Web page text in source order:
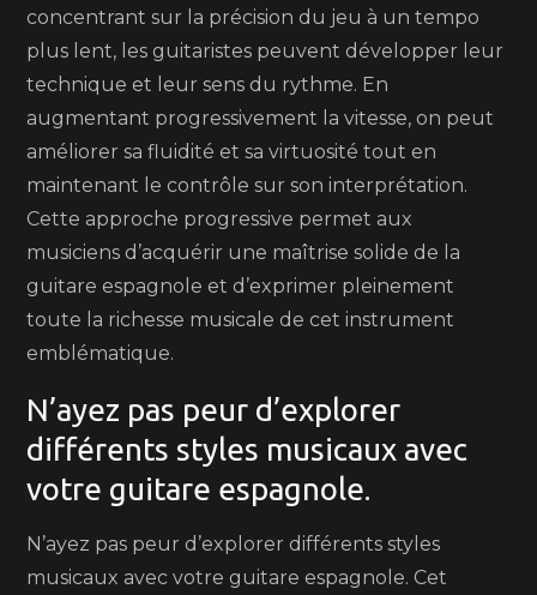
concentrant sur la précision du jeu à un tempo
plus lent, les guitaristes peuvent développer leur
technique et leur sens du rythme. En
augmentant progressivement la vitesse, on peut
améliorer sa fluidité et sa virtuosité tout en
maintenant le contrôle sur son interprétation.
Cette approche progressive permet aux
musiciens d’acquérir une maîtrise solide de la
guitare espagnole et d’exprimer pleinement
toute la richesse musicale de cet instrument
emblématique.
N’ayez pas peur d’explorer
différents styles musicaux avec
votre guitare espagnole.
N’ayez pas peur d’explorer différents styles
musicaux avec votre guitare espagnole. Cet